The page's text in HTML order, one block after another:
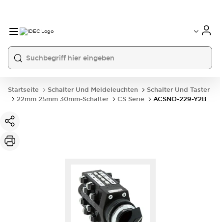
Startseite Schalter Und Meldeleuchten
Schalter Und Taster
22mm 25mm 30mm-Schalter
CS Serie ACSNO-229-Y2B